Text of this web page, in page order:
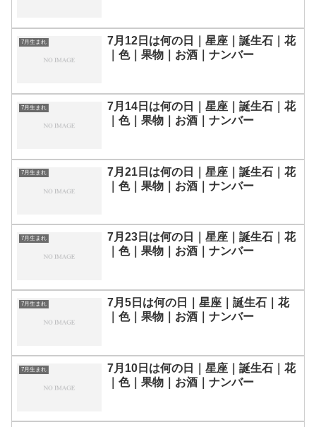
7月生まれ
7月12日は何の日｜星座｜誕生石｜花
｜色｜果物｜お酒｜ナンバー
7月生まれ
7月14日は何の日｜星座｜誕生石｜花
｜色｜果物｜お酒｜ナンバー
7月生まれ
7月21日は何の日｜星座｜誕生石｜花
｜色｜果物｜お酒｜ナンバー
7月生まれ
7月23日は何の日｜星座｜誕生石｜花
｜色｜果物｜お酒｜ナンバー
7月生まれ
7月5日は何の日｜星座｜誕生石｜花
｜色｜果物｜お酒｜ナンバー
7月生まれ
7月10日は何の日｜星座｜誕生石｜花
｜色｜果物｜お酒｜ナンバー